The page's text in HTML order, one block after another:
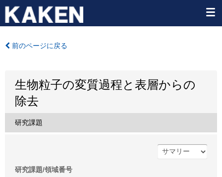
前のページに戻る
生物粒子の変質過程と表層からの
除去
研究課題
研究課題/領域番号